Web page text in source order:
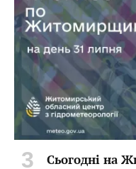
Сьогодні на